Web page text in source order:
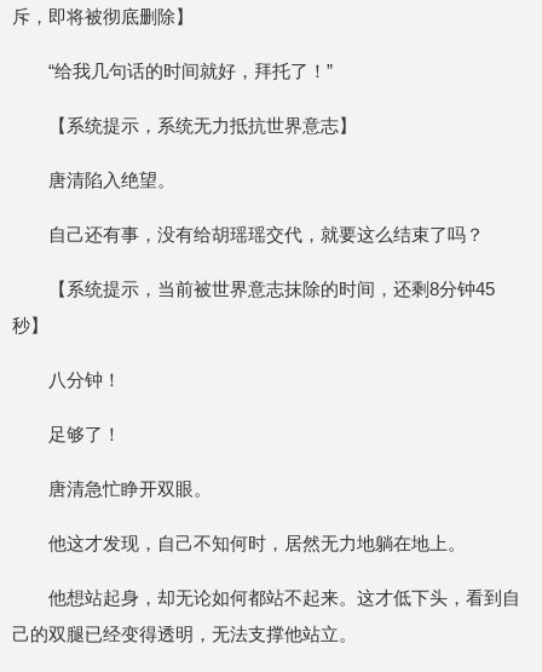
斥，即将被彻底删除】
“给我几句话的时间就好，拜托了！”
【系统提示，系统无力抵抗世界意志】
唐清陷入绝望。
自己还有事，没有给胡瑶瑶交代，就要这么结束了吗？
【系统提示，当前被世界意志抹除的时间，还剩8分钟45
秒】
八分钟！
足够了！
唐清急忙睁开双眼。
他这才发现，自己不知何时，居然无力地躺在地上。
他想站起身，却无论如何都站不起来。这才低下头，看到自
己的双腿已经变得透明，无法支撑他站立。